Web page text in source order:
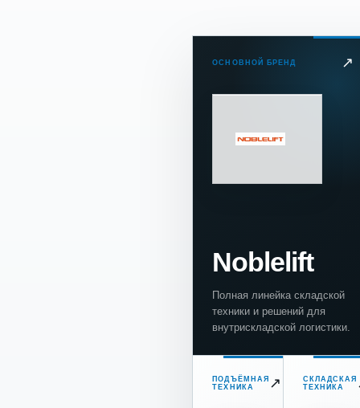
ОСНОВНОЙ БРЕНД ↗
Noblelift
Полная линейка складской
техники и решений для
внутрискладской логистики.
ПОДЪЁМНАЯ
ТЕХНИКА
↗
СКЛАДСКАЯ
ТЕХНИКА